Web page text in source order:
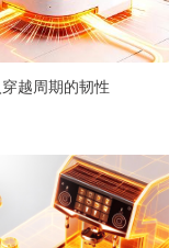
越周期的韧性